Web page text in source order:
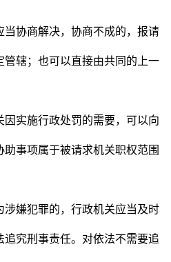
协商解决，协商不成的，报请
辖；也可以直接由共同的上一
施行政处罚的需要，可以向
事项属于被请求机关职权范围
犯罪的，行政机关应当及时
究刑事责任。对依法不需要追